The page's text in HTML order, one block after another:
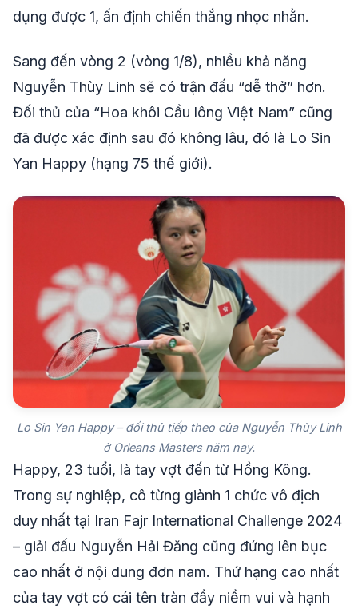
dụng được 1, ấn định chiến thắng nhọc nhằn.
Sang đến vòng 2 (vòng 1/8), nhiều khả năng
Nguyễn Thùy Linh sẽ có trận đấu “dễ thở” hơn.
Đối thủ của “Hoa khôi Cầu lông Việt Nam” cũng
đã được xác định sau đó không lâu, đó là Lo Sin
Yan Happy (hạng 75 thế giới).
Lo Sin Yan Happy – đối thủ tiếp theo của Nguyễn Thùy Linh
ở Orleans Masters năm nay.
Happy, 23 tuổi, là tay vợt đến từ Hồng Kông.
Trong sự nghiệp, cô từng giành 1 chức vô địch
duy nhất tại Iran Fajr International Challenge 2024
– giải đấu Nguyễn Hải Đăng cũng đứng lên bục
cao nhất ở nội dung đơn nam. Thứ hạng cao nhất
của tay vợt có cái tên tràn đầy niềm vui và hạnh